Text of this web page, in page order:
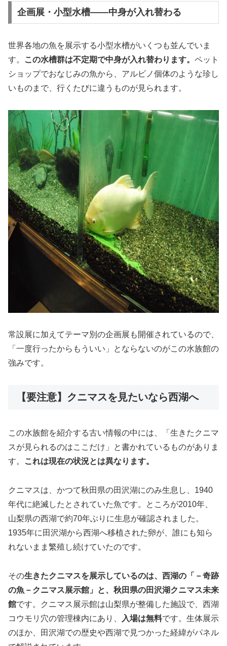
企画展・小型水槽——中身が入れ替わる
世界各地の魚を展示する小型水槽がいくつも並んでいま
す。
この水槽群は不定期で中身が入れ替わります。 ペット
ショップでおなじみの魚から、アルビノ個体のような珍し
いものまで、行くたびに違うものが見られます。
常設展に加えてテーマ別の企画展も開催されているので、
「一度行ったからもういい」とならないのがこの水族館の
強みです。
【要注意】クニマスを見たいなら西湖へ
この水族館を紹介する古い情報の中には、「生きたクニマ
スが見られるのはここだけ」と書かれているものがありま
す。
これは現在の状況とは異なります。
クニマスは、かつて秋田県の田沢湖にのみ生息し、1940
年代に絶滅したとされていた魚です。ところが2010年、
山梨県の西湖で約70年ぶりに生息が確認されました。
1935年に田沢湖から西湖へ移植された卵が、誰にも知ら
れないまま繁殖し続けていたのです。
その生きたクニマスを展示しているのは、西湖の「－奇跡
の魚－クニマス展示館」と、秋田県の田沢湖クニマス未来
館です。クニマス展示館は山梨県が整備した施設で、西湖
コウモリ穴の管理棟内にあり、
入場は無料です。生体展示
のほか、田沢湖での歴史や西湖で見つかった経緯がパネル